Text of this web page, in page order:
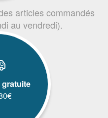
articles commandés
au vendredi).